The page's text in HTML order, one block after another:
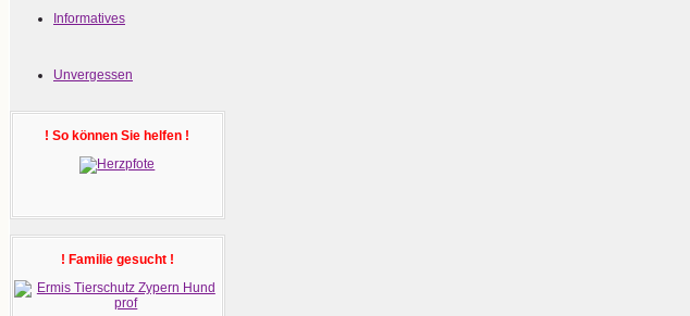
Informatives
Unvergessen
! So können Sie helfen !
! Familie gesucht !